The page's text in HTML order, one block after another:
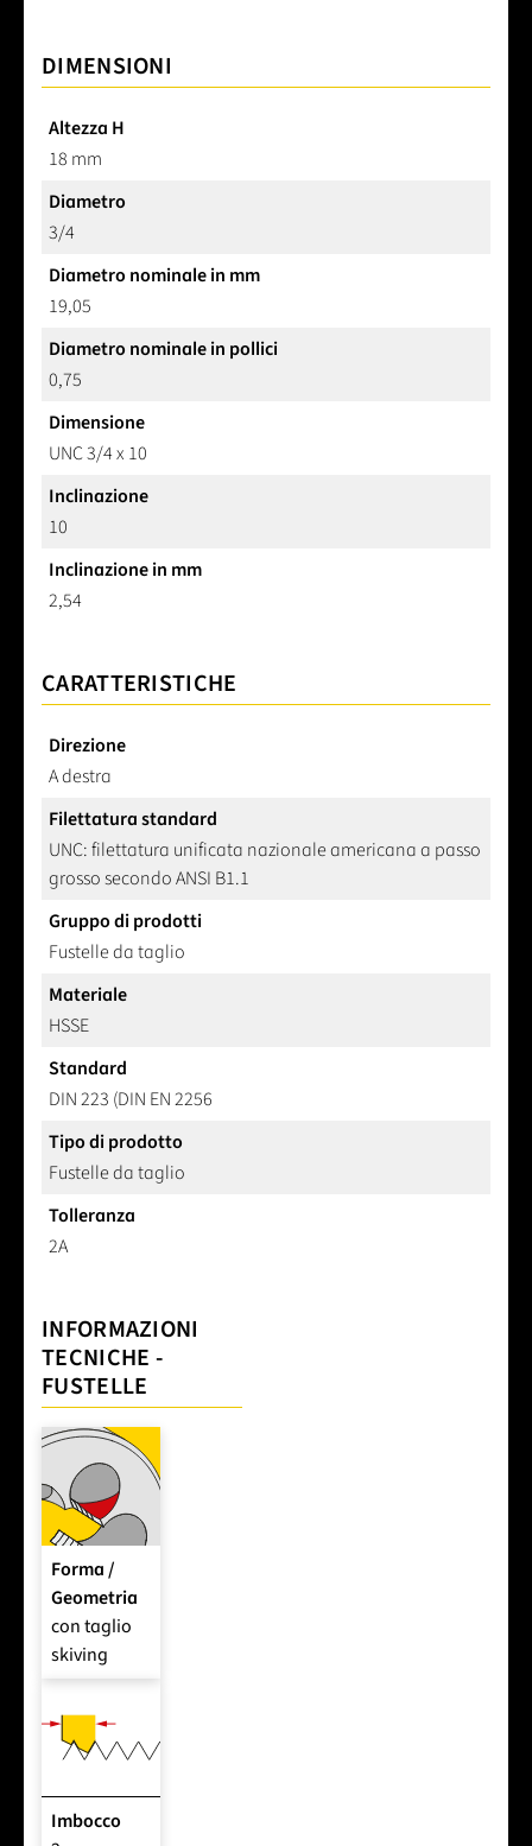
DIMENSIONI
Altezza H
18 mm
Diametro
3/4
Diametro nominale in mm
19,05
Diametro nominale in pollici
0,75
Dimensione
UNC 3/4 x 10
Inclinazione
10
Inclinazione in mm
2,54
CARATTERISTICHE
Direzione
A destra
Filettatura standard
UNC: filettatura unificata nazionale americana a passo
grosso secondo ANSI B1.1
Gruppo di prodotti
Fustelle da taglio
Materiale
HSSE
Standard
DIN 223 (DIN EN 2256
Tipo di prodotto
Fustelle da taglio
Tolleranza
2A
INFORMAZIONI
TECNICHE -
FUSTELLE
Forma /
Geometria
con taglio
skiving
Imbocco